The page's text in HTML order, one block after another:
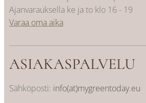
Ajanvarauksella ke ja to klo 16 - 19
Varaa oma aika
ASIAKASPALVELU
Sähköposti: info(at)mygreentoday.eu